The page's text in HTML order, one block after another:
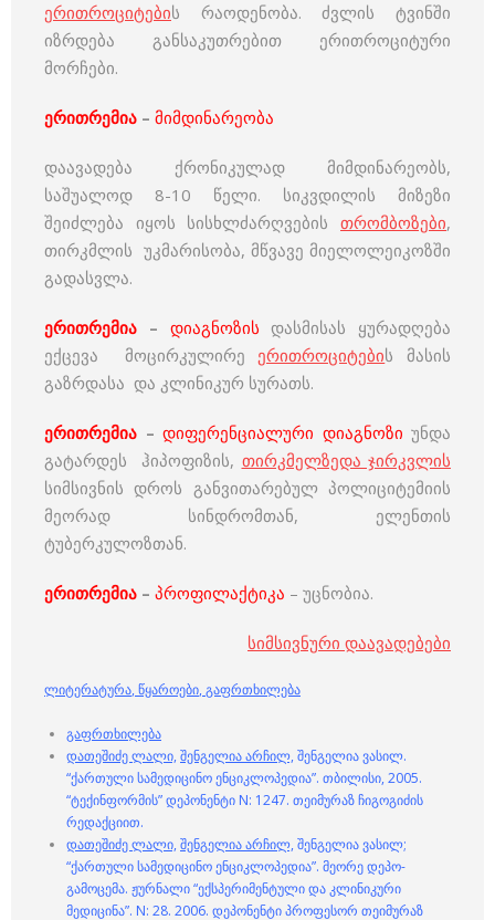
ერითროციტების რაოდენობა. ძვლის ტვინში
იზრდება განსაკუთრებით ერითროციტური
მორჩები.
ერითრემია – მიმდინარეობა
დაავადება ქრონიკულად მიმდინარეობს,
საშუალოდ 8-10 წელი. სიკვდილის მიზეზი
შეიძლება იყოს სისხლძარღვების თრომბოზები,
თირკმლის უკმარისობა, მწვავე მიელოლეიკოზში
გადასვლა.
ერითრემია – დიაგნოზის დასმისას ყურადღება
ექცევა მოცირკულირეერითროციტების მასის
გაზრდასა და კლინიკურ სურათს.
ერითრემია – დიფერენციალური დიაგნოზი უნდა
გატარდეს ჰიპოფიზის, თირკმელზედა ჯირკვლის
სიმსივნის დროს განვითარებულ პოლიციტემიის
მეორად სინდრომთან, ელენთის
ტუბერკულოზთან.
ერითრემია – პროფილაქტიკა – უცნობია.
სიმსივნური დაავადებები
ლიტერატურა, წყაროები, გაფრთხილება
გაფრთხილება
დათეშიძე ლალი, შენგელია არჩილ, შენგელია ვასილ.
“ქართული სამედიცინო ენციკლოპედია”. თბილისი, 2005.
“ტექინფორმის” დეპონენტი N: 1247. თეიმურაზ ჩიგოგიძის
რედაქციით.
დათეშიძე ლალი, შენგელია არჩილ, შენგელია ვასილ;
“ქართული სამედიცინო ენციკლოპედია”. მეორე დეპო-
გამოცემა. ჟურნალი “ექსპერიმენტული და კლინიკური
მედიცინა”. N: 28. 2006. დეპონენტი პროფესორ თეიმურაზ